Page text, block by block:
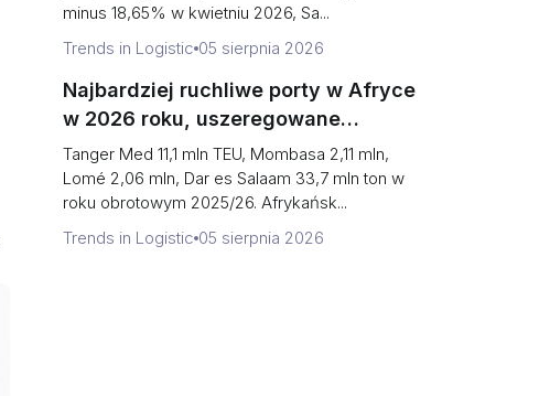
minus 18,65% w kwietniu 2026, Sa...
Trends in Logistic 05 sierpnia 2026
Najbardziej ruchliwe porty w Afryce
w 2026 roku, uszeregowane
(kontenery vs. zasięg korytarzy)
Tanger Med 11,1 mln TEU, Mombasa 2,11 mln,
Lomé 2,06 mln, Dar es Salaam 33,7 mln ton w
roku obrotowym 2025/26. Afrykańsk...
Trends in Logistic 05 sierpnia 2026